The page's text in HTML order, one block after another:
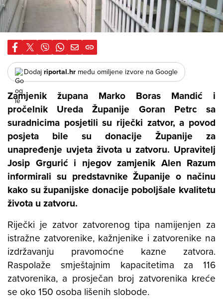
Dodaj riportal.hr među omiljene izvore na Google
Zamjenik župana Marko Boras Mandić i
pročelnik Ureda Županije Goran Petrc sa
suradnicima posjetili su riječki zatvor, a povod
posjeta bile su donacije Županije za
unapređenje uvjeta života u zatvoru. Upravitelj
Josip Grgurić i njegov zamjenik Alen Razum
informirali su predstavnike Županije o načinu
kako su županijske donacije poboljšale kvalitetu
života u zatvoru.
Riječki je zatvor zatvorenog tipa namijenjen za
istražne zatvorenike, kažnjenike i zatvorenike na
izdržavanju pravomoćne kazne zatvora.
Raspolaže smještajnim kapacitetima za 116
zatvorenika, a prosječan broj zatvorenika kreće
se oko 150 osoba lišenih slobode.